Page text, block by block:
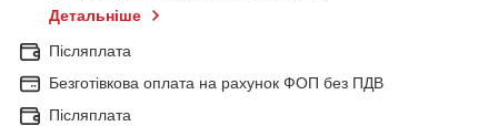
Детальніше
Післяплата
Безготівкова оплата на рахунок ФОП без ПДВ
Післяплата